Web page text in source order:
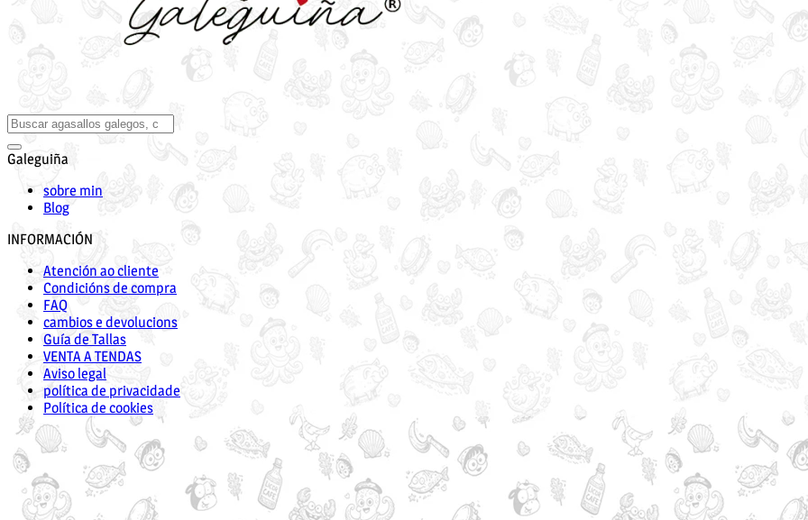
Galeguiña
sobre min
Blog
INFORMACIÓN
Atención ao cliente
Condicións de compra
FAQ
cambios e devolucions
Guía de Tallas
VENTA A TENDAS
Aviso legal
política de privacidade
Política de cookies